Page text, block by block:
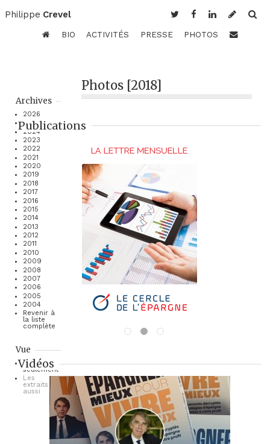
Philippe Crevel
BIO ACTIVITÉS PRESSE PHOTOS
Archives
2026
2025
2024
2023
2022
2021
2020
2019
2018
2017
2016
2015
2014
2013
2012
2011
2010
2009
2008
2007
2006
2005
2004
Revenir à
la liste
complète
Vue
Les titres
seulement
Les
extraits
aussi
Photos [2018]
Publications
Vidéos